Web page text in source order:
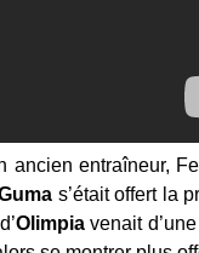
ancien entraîneur,
s’était offert la
Olimpia venait